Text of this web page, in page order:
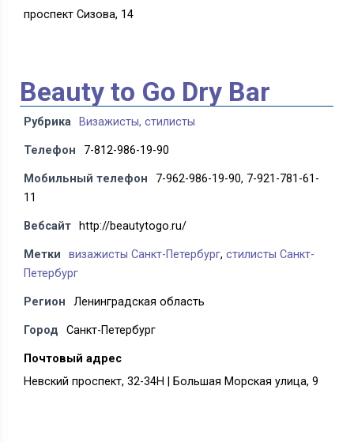
проспект Сизова, 14
Beauty to Go Dry Bar
Рубрика Визажисты, стилисты
Телефон 7-812-986-19-90
Мобильный телефон
7-962-986-19-90, 7-921-781-61-
11
Вебсайт http://beautytogo.ru/
Метки визажисты Санкт-Петербург,стилисты Санкт-
Петербург
Регион Ленинградская область
Город Санкт-Петербург
Почтовый адрес
Невский проспект, 32-34Н | Большая Морская улица, 9